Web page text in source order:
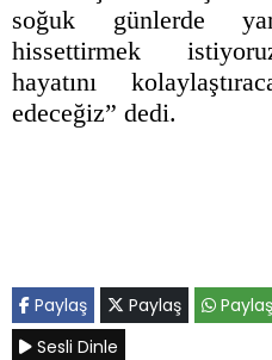
soğuk günlerde
hissettirmek
hayatını
edeceğiz” dedi.
Paylaş Paylaş Paylaş
Sesli Dinle